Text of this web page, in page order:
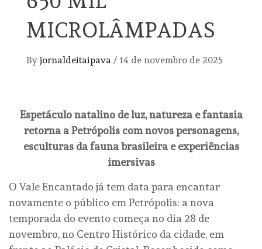
MICROLÂMPADAS
By jornaldeitaipava / 14 de novembro de 2025
Espetáculo natalino de luz, natureza e fantasia
retorna a Petrópolis com novos personagens,
esculturas da fauna brasileira e experiências
imersivas
O Vale Encantado já tem data para encantar
novamente o público em Petrópolis: a nova
temporada do evento começa no dia 28 de
novembro, no Centro Histórico da cidade, em